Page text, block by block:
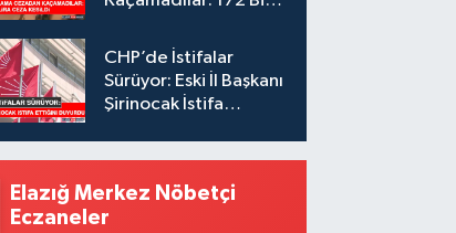
CHP’de İstifalar
Sürüyor: Eski İl Başkanı
Şirinocak İstifa
Elazığ Merkez Nöbetçi
Eczaneler